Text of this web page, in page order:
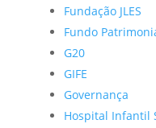
Fundação JLES
Fundo
G20
GIFE
Governança
Hospital Infantil